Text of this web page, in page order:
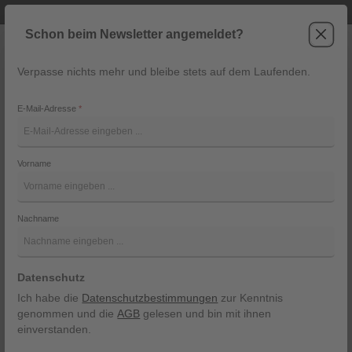
Navigation
Bildergalerie überspringen
Schon beim Newsletter angemeldet?
Verpasse nichts mehr und bleibe stets auf dem Laufenden.
E-Mail-Adresse*
Vorname
Nachname
Datenschutz
Ich habe die Datenschutzbestimmungen zur Kenntnis
genommen und dieAGB gelesen und bin mit ihnen
einverstanden.